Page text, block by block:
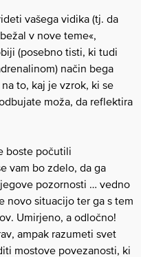
vašega vidika (tj. da
v nove teme«,
(posebno tisti, ki tudi
način bega
to, kaj je vzrok, ki se
moža, da reflektira
boste počutili
vam bo zdelo, da ga
pozornosti … vedno
novo situacijo ter ga s tem
Umirjeno, a odločno!
ampak razumeti svet
mostove povezanosti, ki